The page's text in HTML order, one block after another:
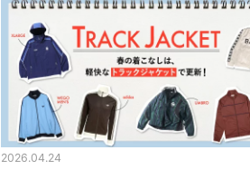
2026.04.24